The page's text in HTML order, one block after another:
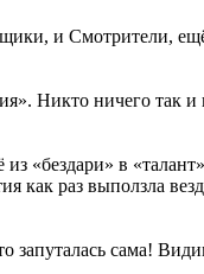
и Смотрители,
Никто ничего так и
«бездари» в
как раз выползла
запуталась сама!